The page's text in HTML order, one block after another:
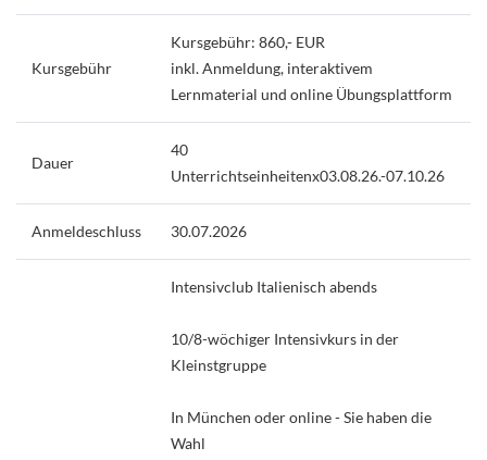
Kursgebühr
Kursgebühr: 860,- EUR
inkl. Anmeldung, interaktivem
Lernmaterial und online Übungsplattform
Dauer
40
Unterrichtseinheitenx03.08.26.-07.10.26
Anmeldeschluss 30.07.2026
Intensivclub Italienisch abends
10/8-wöchiger Intensivkurs in der
Kleinstgruppe
In München oder online - Sie haben die
Wahl